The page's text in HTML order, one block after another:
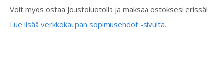
Voit myös ostaa Joustoluotolla ja maksaa ostoksesi erissä!
Lue lisää verkkokaupan sopimusehdot -sivulta.